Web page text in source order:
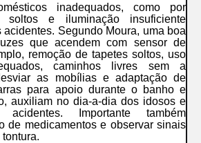
inadequados, como por
soltos e iluminação insuficiente
acidentes. Segundo Moura, uma boa
que acendem com sensor de
remoção de tapetes soltos, uso
caminhos livres sem a
as mobílias e adaptação de
para apoio durante o banho e
auxiliam no dia-a-dia dos idosos e
acidentes. Importante também
de medicamentos e observar sinais